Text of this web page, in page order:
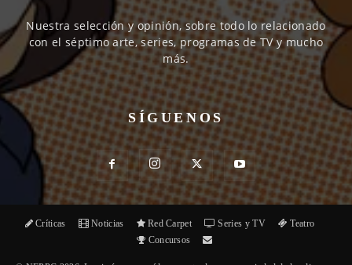
Nuestra selección y opinión, sobre todo lo relacionado
con el séptimo arte, series, programas de TV y mucho
más.
SÍGUENOS
Críticas Noticias Red Carpet Series y TV
Teatro
Concursos